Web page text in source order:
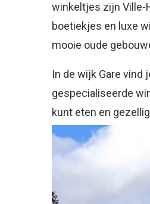
winkeltjes zijn Ville-
boetiekjes en luxe
mooie oude
In de wijk Gare vind
gespecialiseerde
kunt eten en